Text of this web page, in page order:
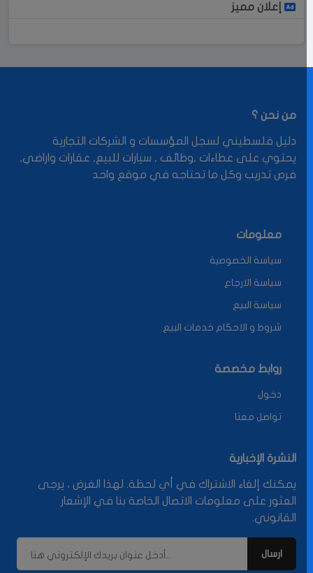
إعلان مميز
من نحن ؟
دليل فلسطيني لسجل المؤسسات و الشركات التجارية
يحتوي على عطاءات ,وظائف , سيارات للبيع, عقارات واراضي,
فرص تدريب وكل ما تحتاجه في موقع واحد
معلومات
سياسة الخصوصية
سياسة الارجاع
سياسة البيع
شروط و الاحكام خدمات البيع
روابط مخصصة
دخول
تواصل معنا
النشرة الإخبارية
يمكنك إلغاء الاشتراك في أي لحظة. لهذا الغرض ، يرجى
العثور على معلومات الاتصال الخاصة بنا في الإشعار
القانوني.